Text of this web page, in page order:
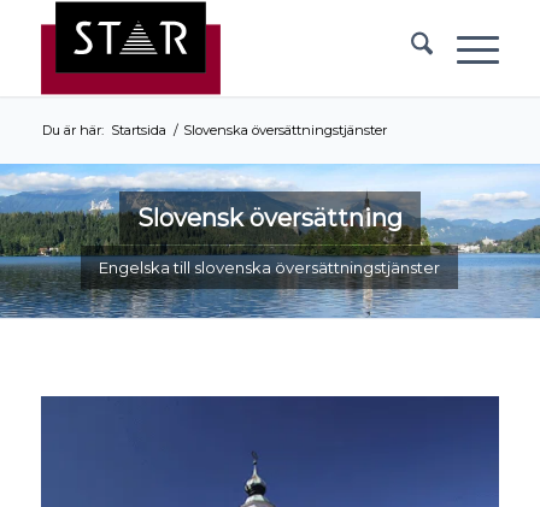
Du är här: Startsida / Slovenska översättningstjänster
Slovensk översättning
Engelska till slovenska översättningstjänster